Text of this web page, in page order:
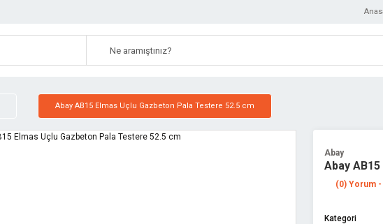
Abay AB15 Elmas Uçlu Gazbeton Pala Testere 52.5 cm
Abay
Abay
(0) Yorum -
Kategori